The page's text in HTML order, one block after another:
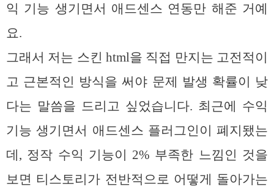
익 기능 생기면서 애드센스 연동만 해준 거예
요.
그래서 저는 스킨 html을 직접 만지는 고전적이
고 근본적인 방식을 써야 문제 발생 확률이 낮
다는 말씀을 드리고 싶었습니다. 최근에 수익
기능 생기면서 애드센스 플러그인이 폐지됐는
데, 정작 수익 기능이 2% 부족한 느낌인 것을
보면 티스토리가 전반적으로 어떻게 돌아가는